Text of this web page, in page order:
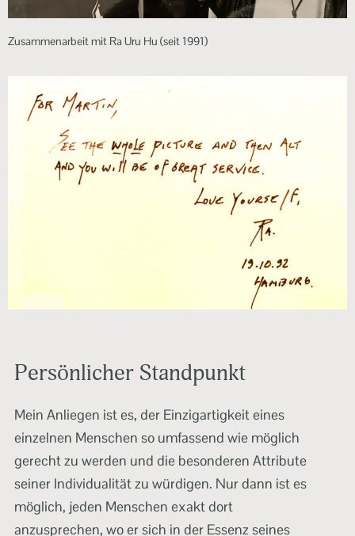
Zusammenarbeit mit Ra Uru Hu (seit 1991)
Persönlicher Standpunkt
Mein Anliegen ist es, der Einzigartigkeit eines
einzelnen Menschen so umfassend wie möglich
gerecht zu werden und die besonderen Attribute
seiner Individualität zu würdigen. Nur dann ist es
möglich, jeden Menschen exakt dort
anzusprechen, wo er sich in der Essenz seines